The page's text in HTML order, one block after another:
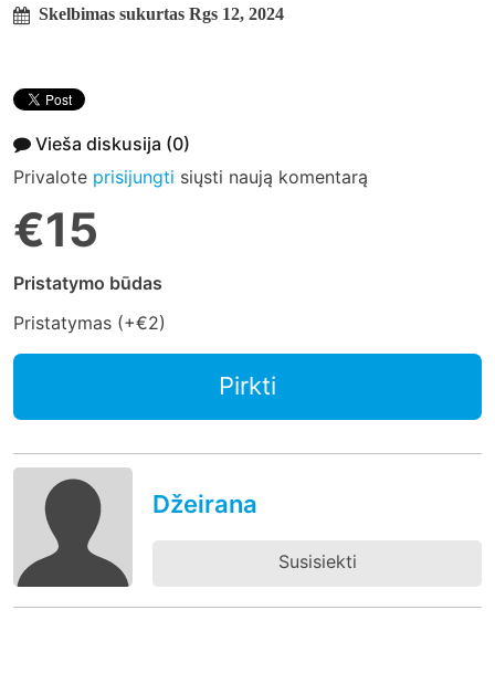
Skelbimas sukurtas Rgs 12, 2024
Vieša diskusija (0)
Privalote prisijungti siųsti naują komentarą
€15
Pristatymo būdas
Pristatymas (+€2)
Pirkti
Džeirana
Susisiekti